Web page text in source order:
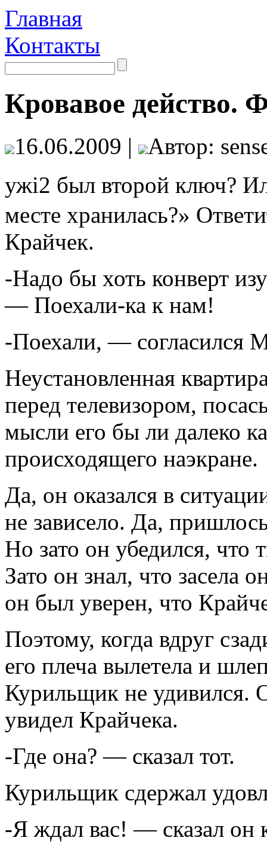
Главная
Контакты
Кровавое действо.
16.06.2009 |
Автор:
ужi2 был второй
месте хранилась?»
Крайчек.
-Надо бы хоть конверт
— Поехали-ка к нам!
-Поехали, — согласился
Неустановленная
перед телевизором,
мысли его бы ли далеко
происходящего наэкране.
Да, он оказался в
не зависело. Да,
Но зато он убедился, что
Зато он знал, что засела
он был уверен, что
Поэтому, когда вдруг
его плеча вылетела и
Курильщик не удивился.
увидел Крайчека.
-Где она? — сказал тот.
Курильщик сдержал
-Я ждал вас! — сказал он